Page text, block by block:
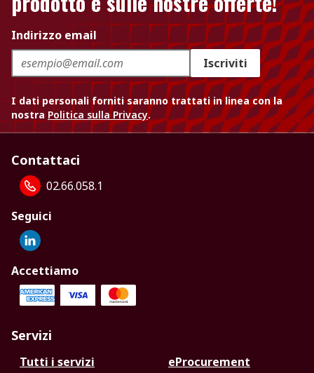
Indirizzo email
Iscriviti
I dati personali forniti saranno trattati in linea con la
nostra Politica sulla Privacy.
Contattaci
02.66.058.1
Seguici
Accettiamo
Servizi
Tutti i servizi
eProcurement